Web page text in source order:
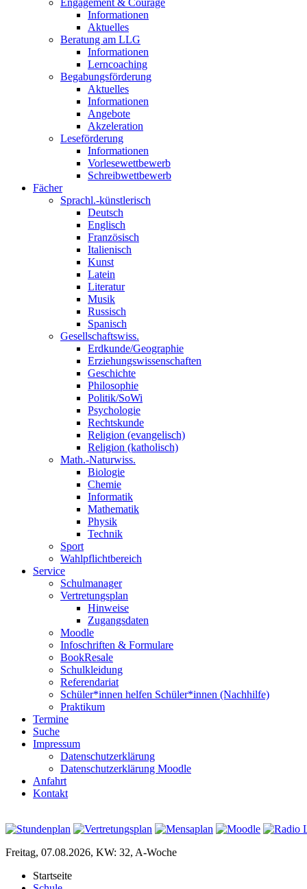
Engagement & Courage
Informationen
Aktuelles
Beratung am LLG
Informationen
Lerncoaching
Begabungsförderung
Aktuelles
Informationen
Angebote
Akzeleration
Leseförderung
Informationen
Vorlesewettbewerb
Schreibwettbewerb
Fächer
Sprachl.-künstlerisch
Deutsch
Englisch
Französisch
Italienisch
Kunst
Latein
Literatur
Musik
Russisch
Spanisch
Gesellschaftswiss.
Erdkunde/Geographie
Erziehungswissenschaften
Geschichte
Philosophie
Politik/SoWi
Psychologie
Rechtskunde
Religion (evangelisch)
Religion (katholisch)
Math.-Naturwiss.
Biologie
Chemie
Informatik
Mathematik
Physik
Technik
Sport
Wahlpflichtbereich
Service
Schulmanager
Vertretungsplan
Hinweise
Zugangsdaten
Moodle
Infoschriften & Formulare
BookResale
Schulkleidung
Referendariat
Schüler*innen helfen Schüler*innen (Nachhilfe)
Praktikum
Termine
Suche
Impressum
Datenschutzerklärung
Datenschutzerklärung Moodle
Anfahrt
Kontakt
Freitag, 07.08.2026, KW: 32, A-Woche
Startseite